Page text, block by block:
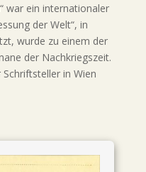
war ein internationaler
der Welt“, in
wurde zu einem der
der Nachkriegszeit.
in Wien